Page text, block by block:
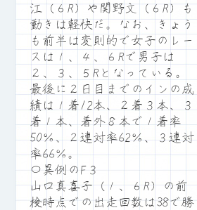
江（６R）や関野文（６R）も
動きは軽快だ。なお、きょう
も前半は変則的で女子のレー
スは１、４、６Rで男子は
２、３、５Rとなっている。
最後に２日目までのインの成
績は１着12本、２着３本、３
着１本、着外８本で１着率
50％、２連対率62％、３連対
率66％。
〇異例のF３
山口真喜子（１、６R）の前
検時点での出走回数は38で勝